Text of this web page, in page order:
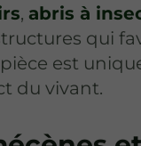
, abris à
qui
est
du vivant.